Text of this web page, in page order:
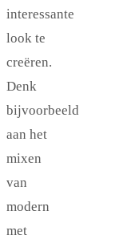
interessante
look te
creëren.
Denk
bijvoorbeeld
aan het
mixen
van
modern
met